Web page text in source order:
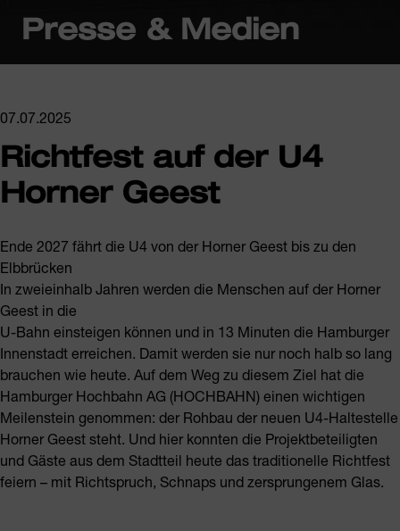
Presse & Medien
07.07.2025
Richtfest auf der U4
Horner Geest
Ende 2027 fährt die U4 von der Horner Geest bis zu den
Elbbrücken
In zweieinhalb Jahren werden die Menschen auf der Horner
Geest in die
U-Bahn einsteigen können und in 13 Minuten die Hamburger
Innenstadt erreichen. Damit werden sie nur noch halb so lang
brauchen wie heute. Auf dem Weg zu diesem Ziel hat die
Hamburger Hochbahn AG (HOCHBAHN) einen wichtigen
Meilenstein genommen: der Rohbau der neuen U4-Haltestelle
Horner Geest steht. Und hier konnten die Projektbeteiligten
und Gäste aus dem Stadtteil heute das traditionelle Richtfest
feiern – mit Richtspruch, Schnaps und zersprungenem Glas.